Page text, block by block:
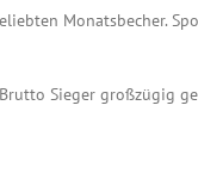
Monatsbecher.
Sieger großzügig